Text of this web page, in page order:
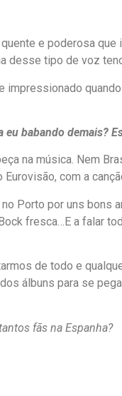
e poderosa
desse tipo de voz
impressionado
eu babando demais?
na música. Nem
com a
Porto por uns bons
fresca…E a falar
de todo e
álbuns para se
fãs na Espanha?